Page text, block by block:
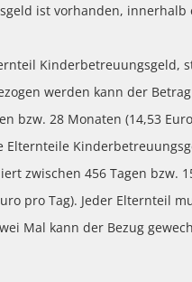
ist vorhanden,
Kinderbetreuungsgeld,
werden kann der
bzw. 28 Monaten (14,53
Elternteile
zwischen 456 Tagen bzw.
pro Tag). Jeder Elternteil
Mal kann der Bezug